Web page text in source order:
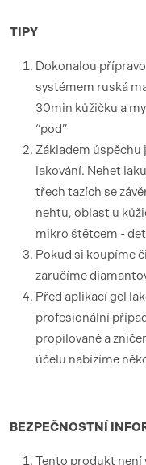
TIPY
Dokonalou
systémem ruská
30min kůžičku a
“pod”
Základem úspěchu
lakování. Nehet
třech tazích se
nehtu, oblast u
mikro štětcem -
Pokud si koupíme
zaručíme
Před aplikací gel
profesionální
propilované a
účelu nabízíme
BEZPEČNOSTNÍ
Tento produkt není